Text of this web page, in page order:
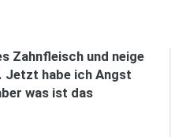
Zahnfleisch und neige
Jetzt habe ich Angst
was ist das